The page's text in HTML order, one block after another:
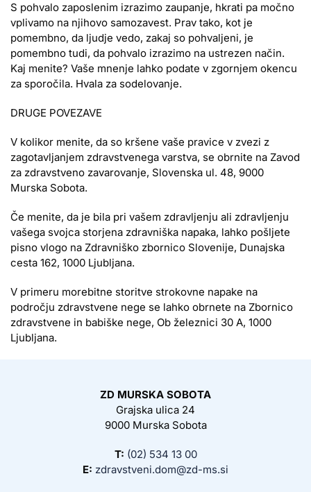
S pohvalo zaposlenim izrazimo zaupanje, hkrati pa močno
vplivamo na njihovo samozavest. Prav tako, kot je
pomembno, da ljudje vedo, zakaj so pohvaljeni, je
pomembno tudi, da pohvalo izrazimo na ustrezen način.
Kaj menite? Vaše mnenje lahko podate v zgornjem okencu
za sporočila. Hvala za sodelovanje.
DRUGE POVEZAVE
V kolikor menite, da so kršene vaše pravice v zvezi z
zagotavljanjem zdravstvenega varstva, se obrnite na Zavod
za zdravstveno zavarovanje, Slovenska ul. 48, 9000
Murska Sobota.
Če menite, da je bila pri vašem zdravljenju ali zdravljenju
vašega svojca storjena zdravniška napaka, lahko pošljete
pisno vlogo na Zdravniško zbornico Slovenije, Dunajska
cesta 162, 1000 Ljubljana.
V primeru morebitne storitve strokovne napake na
področju zdravstvene nege se lahko obrnete na Zbornico
zdravstvene in babiške nege, Ob železnici 30 A, 1000
Ljubljana.
ZD MURSKA SOBOTA
Grajska ulica 24
9000 Murska Sobota
T: (02) 534 13 00
E: zdravstveni.dom@zd-ms.si